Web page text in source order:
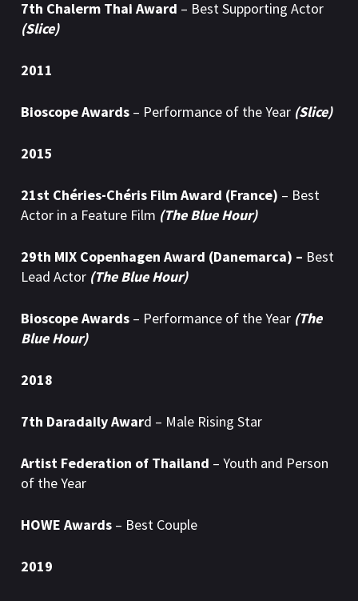
7th Chalerm Thai Award – Best Supporting Actor
(Slice)
2011
Bioscope Awards – Performance of the Year (Slice)
2015
21st Chéries-Chéris Film Award (France) – Best
Actor in a Feature Film (The Blue Hour)
29th MIX Copenhagen Award (Danemarca) – Best
Lead Actor (The Blue Hour)
Bioscope Awards – Performance of the Year (The
Blue Hour)
2018
7th Daradaily Award – Male Rising Star
Artist Federation of Thailand – Youth and Person
of the Year
HOWE Awards – Best Couple
2019